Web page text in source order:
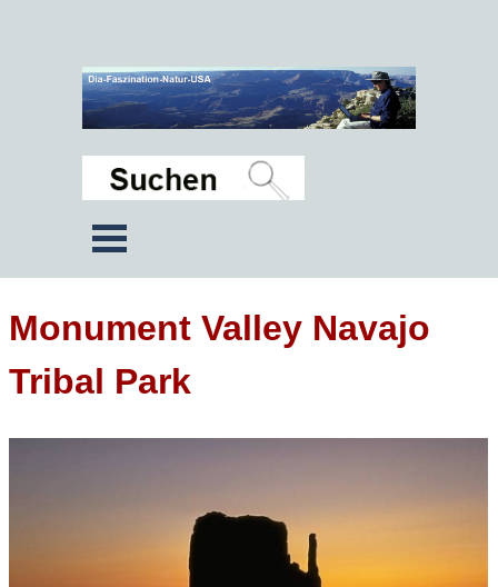
Monument Valley Navajo
Tribal Park